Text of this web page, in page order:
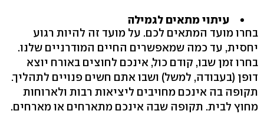
עיתוי מתאים לגמילה
בחרו מועד המתאים לכם. על מועד זה להיות רגוע
יחסית, עד כמה שמאפשרים החיים המודרניים שלנו.
בחרו זמן שבו, קודם כול, אינכם לחוצים באורח יוצא
דופן (בעבודה, למשל) ושבו אתם חשים פנויים לתהליך.
תקופה בה אינכם מחויבים ליציאות רבות ולארוחות
מחוץ לבית. תקופה שבה אינכם מתארחים או מארחים.